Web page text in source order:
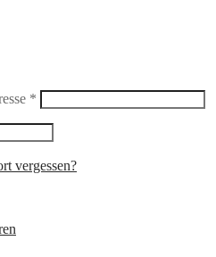
* Erforderlich
vergessen?